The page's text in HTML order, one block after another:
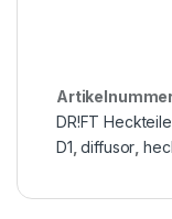
DR!FT Heckteile
D1 ,diffusor ,